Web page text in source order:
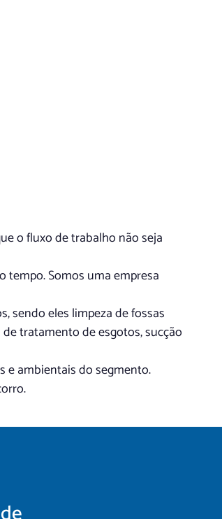
o fluxo de trabalho não seja
tempo. Somos uma empresa
sendo eles limpeza de fossas
tratamento de esgotos, sucção
e ambientais do segmento.